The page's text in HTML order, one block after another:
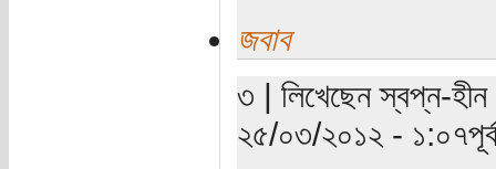
জবাব
৩ | লিখেছেন স্বপ্ন-হীন
২৫/০৩/২০১২ -